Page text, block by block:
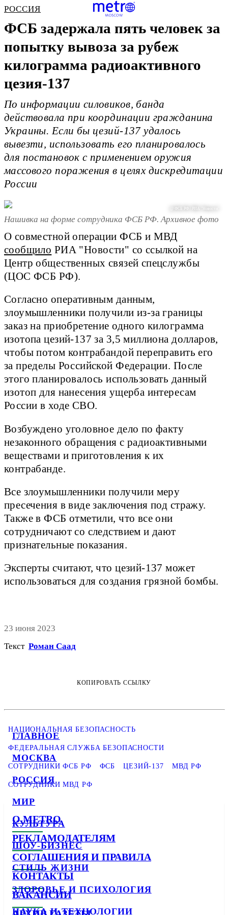
ГЛАВНОЕ
МОСКВА
РОССИЯ
МИР
КУЛЬТУРА
ШОУ-БИЗНЕС
СТИЛЬ ЖИЗНИ
ЗДОРОВЬЕ И ПСИХОЛОГИЯ
НАУКА И ТЕХНОЛОГИИ
РОССИЯ
ФСБ задержала пять человек за
попытку вывоза за рубеж
килограмма радиоактивного
цезия-137
По информации силовиков, банда
действовала при координации гражданина
Украины. Если бы цезий-137 удалось
вывезти, использовать его планировалось
для постановок с применением оружия
массового поражения в целях дискредитации
России
@ ФСБ РФ / РИА "Новости"
Нашивка на форме сотрудника ФСБ РФ. Архивное фото
О совместной операции ФСБ и МВД
сообщило РИА "Новости" со ссылкой на
Центр общественных связей спецслужбы
(ЦОС ФСБ РФ).
Согласно оперативным данным,
злоумышленники получили из-за границы
заказ на приобретение одного килограмма
изотопа цезий-137 за 3,5 миллиона долларов,
чтобы потом контрабандой переправить его
за пределы Российской Федерации. После
этого планировалось использовать данный
изотоп для нанесения ущерба интересам
России в ходе СВО.
Возбуждено уголовное дело по факту
незаконного обращения с радиоактивными
веществами и приготовления к их
контрабанде.
Все злоумышленники получили меру
пресечения в виде заключения под стражу.
Также в ФСБ отметили, что все они
сотрудничают со следствием и дают
признательные показания.
Эксперты считают, что цезий-137 может
использоваться для создания грязной бомбы.
23 июня 2023
Текст Роман Саад
КОПИРОВАТЬ ССЫЛКУ
НАЦИОНАЛЬНАЯ БЕЗОПАСНОСТЬ
ФЕДЕРАЛЬНАЯ СЛУЖБА БЕЗОПАСНОСТИ
СОТРУДНИКИ ФСБ РФ ФСБ ЦЕЗИЙ-137 МВД РФ
СОТРУДНИКИ МВД РФ
О METRO
РЕКЛАМОДАТЕЛЯМ
СОГЛАШЕНИЯ И ПРАВИЛА
КОНТАКТЫ
ВАКАНСИИ